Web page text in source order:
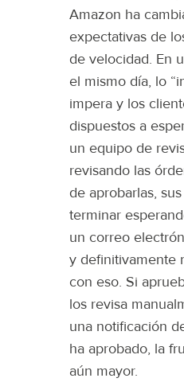
Amazon ha
expectativas de
de velocidad. En
el mismo día, lo
impera y los
dispuestos a
un equipo de
revisando las
de aprobarlas,
terminar
un correo
y definitivamente
con eso. Si
los revisa
una notificación
ha aprobado, la
aún mayor.